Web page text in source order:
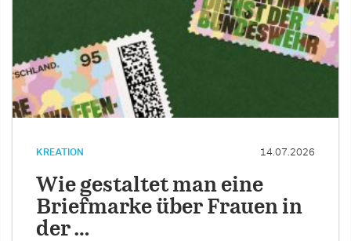
KREATION 14.07.2026
Wie gestaltet man eine
Briefmarke über Frauen in
der …